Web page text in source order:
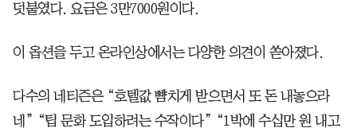
덧붙였다. 요금은 3만7000원이다.
이 옵션을 두고 온라인상에서는 다양한 의견이 쏟아졌다.
다수의 네티즌은 “호텔값 뺨치게 받으면서 또 돈 내놓으라
네” “팁 문화 도입하려는 수작이다” “1박에 수십만 원 내고